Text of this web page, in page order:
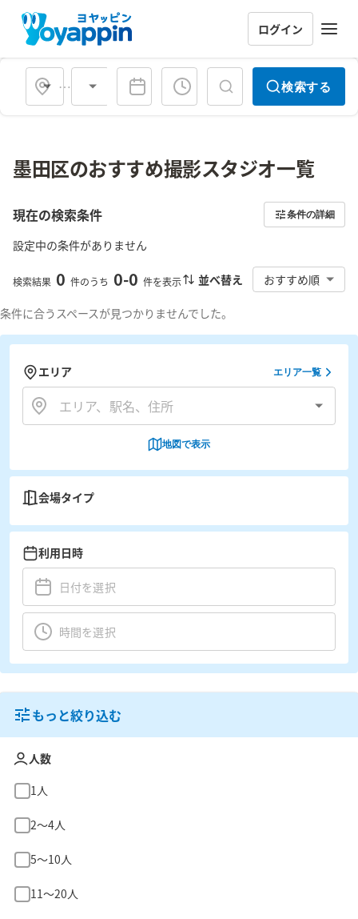
ログイン
会場タイプ 検索する
墨田区のおすすめ撮影スタジオ一覧
現在の検索条件 条件の詳細
設定中の条件がありません
検索結果 0 件のうち 0-0 件を表示 並べ替え おすすめ順
条件に合うスペースが見つかりませんでした。
エリア エリア一覧
地図で表示
会場タイプ
利用日時
もっと絞り込む
人数
1人
2〜4人
5〜10人
11〜20人